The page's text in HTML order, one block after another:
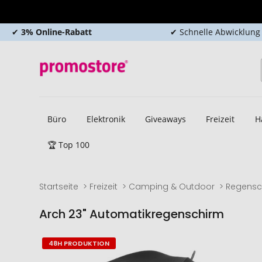
✔ 3% Online-Rabatt ✔ Schnelle Abwicklung
Büro Elektronik Giveaways Freizeit
🏆 Top 100
Startseite Freizeit Camping & Outdoor
Arch 23" Automatikregenschirm
Zum
Ende
Zum
Anfang
48H PRODUKTION